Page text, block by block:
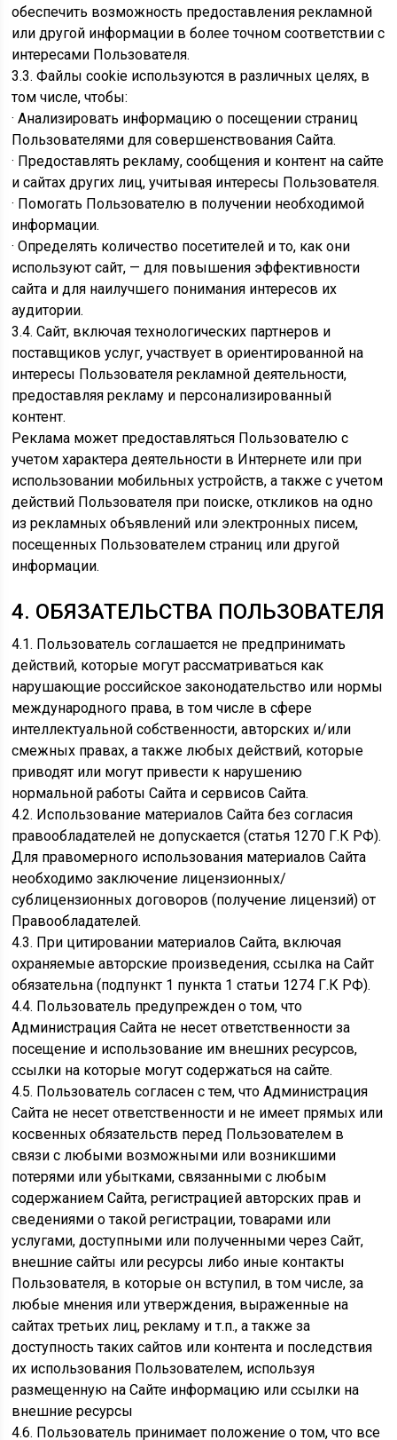
обеспечить возможность предоставления рекламной
или другой информации в более точном соответствии с
интересами Пользователя.
3.3. Файлы cookie используются в различных целях, в
том числе, чтобы:
· Анализировать информацию о посещении страниц
Пользователями для совершенствования Сайта.
· Предоставлять рекламу, сообщения и контент на сайте
и сайтах других лиц, учитывая интересы Пользователя.
· Помогать Пользователю в получении необходимой
информации.
· Определять количество посетителей и то, как они
используют сайт, — для повышения эффективности
сайта и для наилучшего понимания интересов их
аудитории.
3.4. Сайт, включая технологических партнеров и
поставщиков услуг, участвует в ориентированной на
интересы Пользователя рекламной деятельности,
предоставляя рекламу и персонализированный
контент.
Реклама может предоставляться Пользователю с
учетом характера деятельности в Интернете или при
использовании мобильных устройств, а также с учетом
действий Пользователя при поиске, откликов на одно
из рекламных объявлений или электронных писем,
посещенных Пользователем страниц или другой
информации.
4. ОБЯЗАТЕЛЬСТВА ПОЛЬЗОВАТЕЛЯ
4.1. Пользователь соглашается не предпринимать
действий, которые могут рассматриваться как
нарушающие российское законодательство или нормы
международного права, в том числе в сфере
интеллектуальной собственности, авторских и/или
смежных правах, а также любых действий, которые
приводят или могут привести к нарушению
нормальной работы Сайта и сервисов Сайта.
4.2. Использование материалов Сайта без согласия
правообладателей не допускается (статья 1270 Г.К РФ).
Для правомерного использования материалов Сайта
необходимо заключение лицензионных/
сублицензионных договоров (получение лицензий) от
Правообладателей.
4.3. При цитировании материалов Сайта, включая
охраняемые авторские произведения, ссылка на Сайт
обязательна (подпункт 1 пункта 1 статьи 1274 Г.К РФ).
4.4. Пользователь предупрежден о том, что
Администрация Сайта не несет ответственности за
посещение и использование им внешних ресурсов,
ссылки на которые могут содержаться на сайте.
4.5. Пользователь согласен с тем, что Администрация
Сайта не несет ответственности и не имеет прямых или
косвенных обязательств перед Пользователем в
связи с любыми возможными или возникшими
потерями или убытками, связанными с любым
содержанием Сайта, регистрацией авторских прав и
сведениями о такой регистрации, товарами или
услугами, доступными или полученными через Сайт,
внешние сайты или ресурсы либо иные контакты
Пользователя, в которые он вступил, в том числе, за
любые мнения или утверждения, выраженные на
сайтах третьих лиц, рекламу и т.п., а также за
доступность таких сайтов или контента и последствия
их использования Пользователем, используя
размещенную на Сайте информацию или ссылки на
внешние ресурсы
4.6. Пользователь принимает положение о том, что все